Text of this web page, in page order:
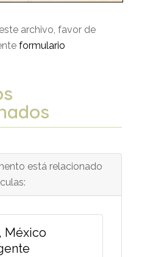
archivo, favor de
formulario
está relacionado
México